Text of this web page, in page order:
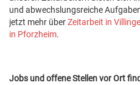
und abwechslungsreiche
jetzt mehr überZeitarbeit in
in Pforzheim.
Jobs und offene Stellen vor Ort